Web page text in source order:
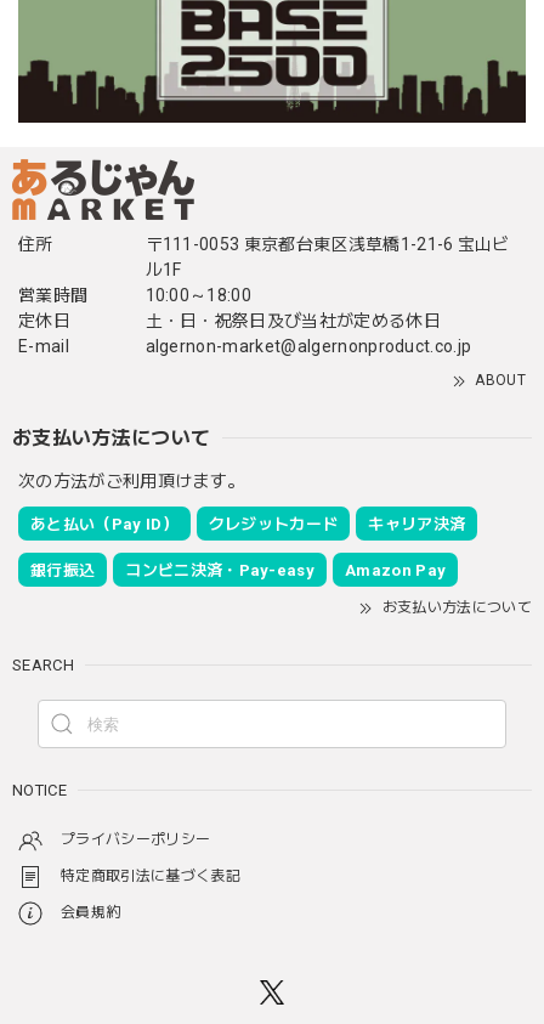
住所
〒111-0053 東京都台東区浅草橋1-21-6 宝山ビ
ル1F
営業時間
10:00～18:00
定休日
土・日・祝祭日及び当社が定める休日
E-mail
algernon-market@algernonproduct.co.jp
ABOUT
お支払い方法について
次の方法がご利用頂けます。
あと払い（Pay ID） クレジットカード キャリア決済
銀行振込 コンビニ決済・Pay-easy Amazon Pay
お支払い方法について
SEARCH
NOTICE
プライバシーポリシー
特定商取引法に基づく表記
会員規約